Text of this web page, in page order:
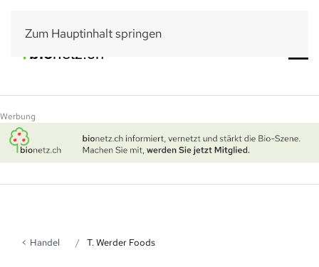
Zum Hauptinhalt springen
Werbung
Handel T. Werder Foods